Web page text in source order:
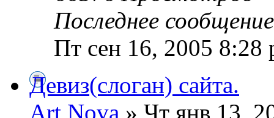
Последнее
Пт сен 16, 2005 8:28
Девиз(слоган) сайта.
Art Nova » Чт янв 13,